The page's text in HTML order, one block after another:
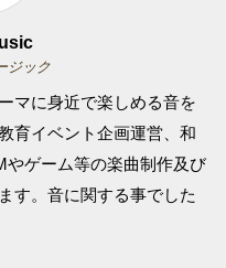
ジック
マに身近で楽しめる音を
育イベント企画運営、和
ゲーム等の楽曲制作及び
す。音に関する事でした